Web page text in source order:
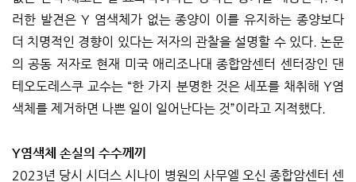
러한 발견은 Y 염색체가 없는 종양이 이를 유지하는 종양보다
더 치명적인 경향이 있다는 저자의 관찰을 설명할 수 있다. 논문
의 공동 저자로 현재 미국 애리조나대 종합암센터 센터장인 댄
테오도레스쿠 교수는 “한 가지 분명한 것은 세포를 채취해 Y염
색체를 제거하면 나쁜 일이 일어난다는 것”이라고 지적했다.
Y염색체 손실의 수수께끼
2023년 당시 시더스 시나이 병원의 사무엘 오신 종합암센터 센